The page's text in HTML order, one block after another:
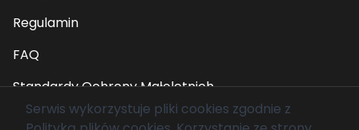
Regulamin
FAQ
Standardy Ochrony Małoletnich
Serwis wykorzystuje pliki cookies zgodnie z